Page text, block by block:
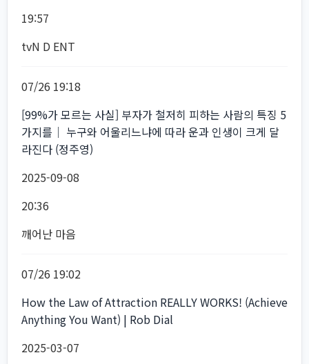
19:57
tvN D ENT
07/26 19:18
[99%가 모르는 사실] 부자가 철저히 피하는 사람의 특징 5
가지를│ 누구와 어울리느냐에 따라 운과 인생이 크게 달
라진다 (정주영)
2025-09-08
20:36
깨어난 마음
07/26 19:02
How the Law of Attraction REALLY WORKS! (Achieve
Anything You Want) | Rob Dial
2025-03-07